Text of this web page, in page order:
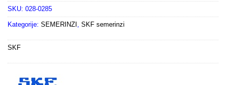
SKU: 028-0285
Kategorije: SEMERINZI , SKF semerinzi
SKF